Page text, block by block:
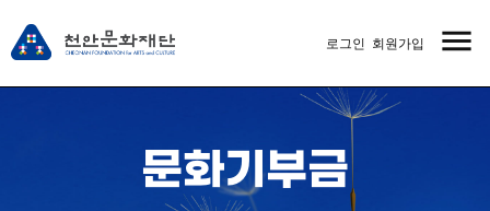
menu
로그인 회원가입
문화기부금